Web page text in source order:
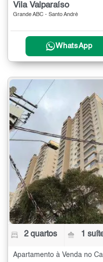
Vila Valparaíso
Grande ABC - Santo André
WhatsApp
2 quartos 1
Apartamento à Venda no